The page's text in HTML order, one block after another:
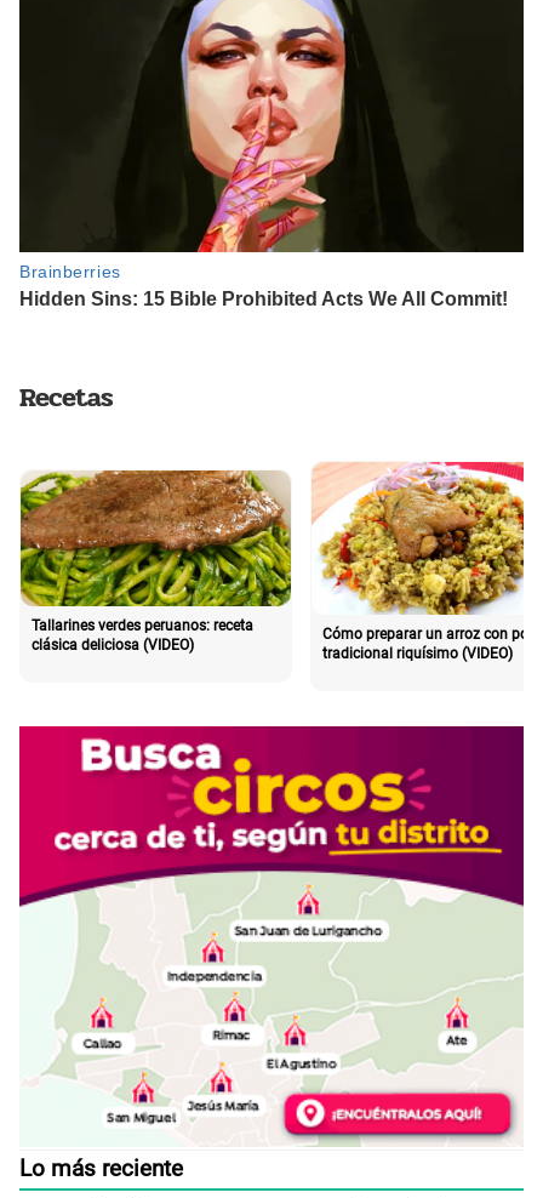
Recetas
Tallarines verdes peruanos: receta
clásica deliciosa (VIDEO)
Cómo preparar un arroz con pollo
tradicional riquísimo (VIDEO)
Lo más reciente